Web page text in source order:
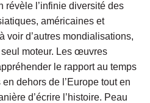
révèle l’infinie diversité des
américaines et
voir d’autres mondialisations,
seul moteur. Les œuvres
le rapport au temps
dehors de l’Europe tout en
d’écrire l’histoire. Peau